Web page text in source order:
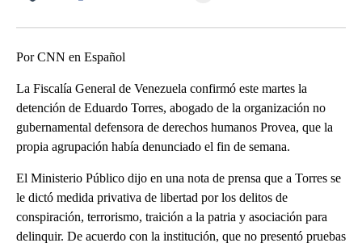
Por CNN en Español
La Fiscalía General de Venezuela confirmó este martes la
detención de Eduardo Torres, abogado de la organización no
gubernamental defensora de derechos humanos Provea, que la
propia agrupación había denunciado el fin de semana.
El Ministerio Público dijo en una nota de prensa que a Torres se
le dictó medida privativa de libertad por los delitos de
conspiración, terrorismo, traición a la patria y asociación para
delinquir. De acuerdo con la institución, que no presentó pruebas